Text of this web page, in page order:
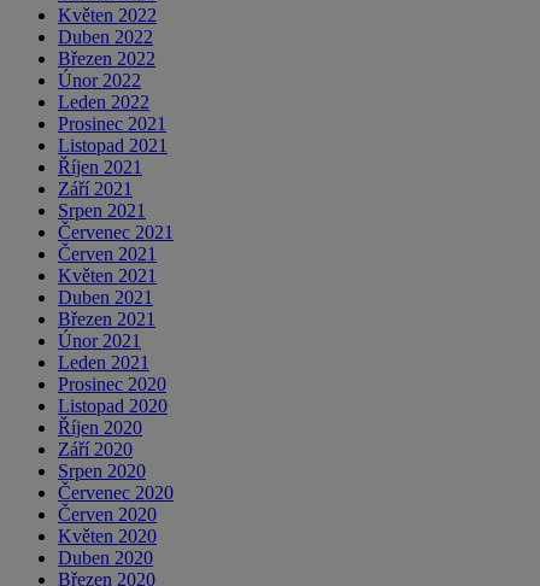
Květen 2022
Duben 2022
Březen 2022
Únor 2022
Leden 2022
Prosinec 2021
Listopad 2021
Říjen 2021
Září 2021
Srpen 2021
Červenec 2021
Červen 2021
Květen 2021
Duben 2021
Březen 2021
Únor 2021
Leden 2021
Prosinec 2020
Listopad 2020
Říjen 2020
Září 2020
Srpen 2020
Červenec 2020
Červen 2020
Květen 2020
Duben 2020
Březen 2020